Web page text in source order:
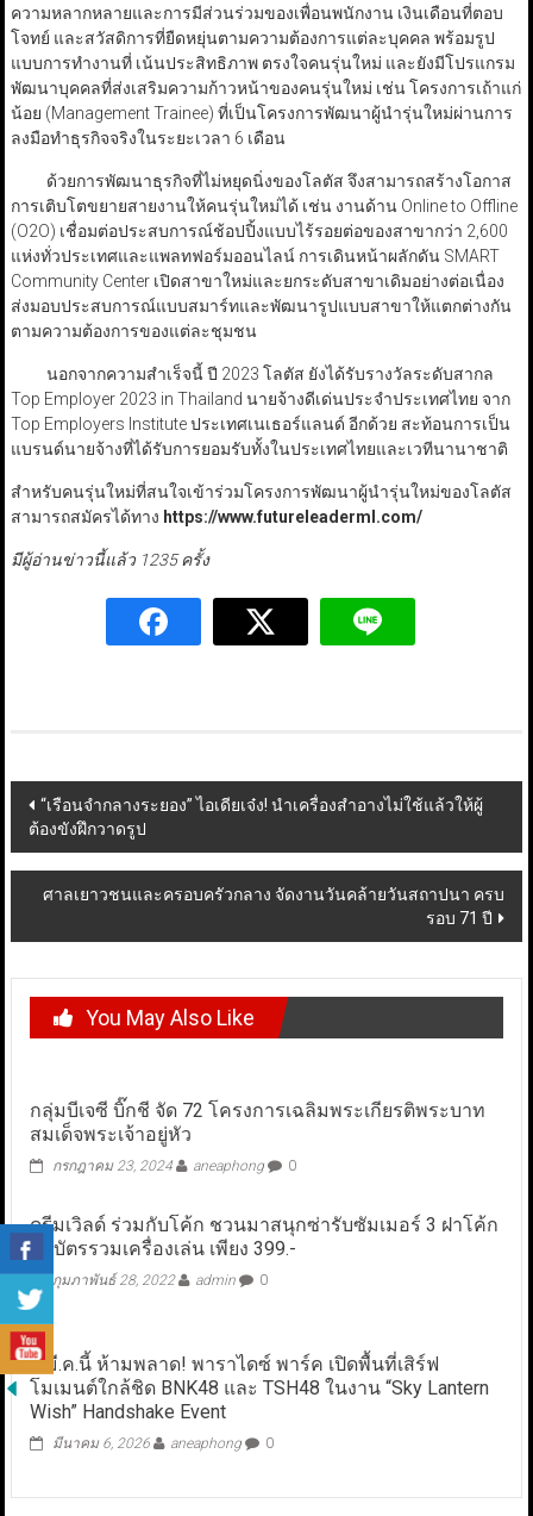
ความหลากหลายและการมีส่วนร่วมของเพื่อนพนักงาน เงินเดือนที่ตอบ
โจทย์ และสวัสดิการที่ยืดหยุ่นตามความต้องการแต่ละบุคคล พร้อมรูป
แบบการทำงานที่ เน้นประสิทธิภาพ ตรงใจคนรุ่นใหม่ และยังมีโปรแกรม
พัฒนาบุคคลที่ส่งเสริมความก้าวหน้าของคนรุ่นใหม่ เช่น โครงการเถ้าแก่
น้อย (Management Trainee) ที่เป็นโครงการพัฒนาผู้นำรุ่นใหม่ผ่านการ
ลงมือทำธุรกิจจริงในระยะเวลา 6 เดือน
ด้วยการพัฒนาธุรกิจที่ไม่หยุดนิ่งของโลตัส จึงสามารถสร้างโอกาส
การเติบโตขยายสายงานให้คนรุ่นใหม่ได้ เช่น งานด้าน Online to Offline
(O2O) เชื่อมต่อประสบการณ์ช้อปปิ้งแบบไร้รอยต่อของสาขากว่า 2,600
แห่งทั่วประเทศและแพลทฟอร์มออนไลน์ การเดินหน้าผลักดัน SMART
Community Center เปิดสาขาใหม่และยกระดับสาขาเดิมอย่างต่อเนื่อง
ส่งมอบประสบการณ์แบบสมาร์ทและพัฒนารูปแบบสาขาให้แตกต่างกัน
ตามความต้องการของแต่ละชุมชน
นอกจากความสำเร็จนี้ ปี 2023 โลตัส ยังได้รับรางวัลระดับสากล
Top Employer 2023 in Thailand นายจ้างดีเด่นประจำประเทศไทย จาก
Top Employers Institute ประเทศเนเธอร์แลนด์ อีกด้วย สะท้อนการเป็น
แบรนด์นายจ้างที่ได้รับการยอมรับทั้งในประเทศไทยและเวทีนานาชาติ
สำหรับคนรุ่นใหม่ที่สนใจเข้าร่วมโครงการพัฒนาผู้นำรุ่นใหม่ของโลตัส
สามารถสมัครได้ทาง https://www.futureleaderml.com/
มีผู้อ่านข่าวนี้แล้ว 1235 ครั้ง
Post
navigation
“เรือนจำกลางระยอง” ไอเดียเจ๋ง! นำเครื่องสำอางไม่ใช้แล้วให้ผู้
ต้องขังฝึกวาดรูป
ศาลเยาวชนและครอบครัวกลาง จัดงานวันคล้ายวันสถาปนา ครบ
รอบ 71 ปี
You May Also Like
กลุ่มบีเจซี บิ๊กชี จัด 72 โครงการเฉลิมพระเกียรติพระบาท
สมเด็จพระเจ้าอยู่หัว
กรกฎาคม 23, 2024 aneaphong 0
ดรีมเวิลด์ ร่วมกับโค้ก ชวนมาสนุกซ่ารับซัมเมอร์ 3 ฝาโค้ก
ลดบัตรรวมเครื่องเล่น เพียง 399.-
กุมภาพันธ์ 28, 2022 admin 0
7 มี.ค.นี้ ห้ามพลาด! พาราไดซ์ พาร์ค เปิดพื้นที่เสิร์ฟ
โมเมนต์ใกล้ชิด BNK48 และ TSH48 ในงาน “Sky Lantern
Wish” Handshake Event
มีนาคม 6, 2026 aneaphong 0